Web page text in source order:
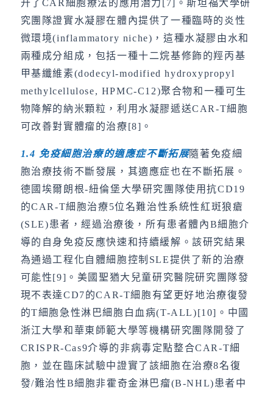
升了CAR細胞療法的應用潛力[7]。斯坦福大學研
究團隊證實水凝膠在體內提供了一種臨時的炎性
微環境(inflammatory niche)，這種水凝膠由水和
兩種成分組成，包括一種十二烷基修飾的羥丙基
甲基纖維素(dodecyl-modified hydroxypropyl
methylcellulose, HPMC-C12)聚合物和一種可生
物降解的納米顆粒，利用水凝膠遞送CAR-T細胞
可改善對實體瘤的治療[8]。
1.4 免疫細胞治療的適應症不斷拓展隨著免疫細
胞治療技術不斷發展，其適應症也在不斷拓展。
德國埃爾朗根-紐倫堡大學研究團隊使用抗CD19
的CAR-T細胞治療5位名難治性系統性紅斑狼瘡
(SLE)患者，經過治療後，所有患者體內B細胞介
導的自身免疫反應快速和持續緩解。該研究結果
為通過工程化自體細胞控制SLE提供了新的治療
可能性[9]。美國聖猶大兒童研究醫院研究團隊發
現不表達CD7的CAR-T細胞有望更好地治療復發
的T細胞急性淋巴細胞白血病(T-ALL)[10]。中國
浙江大學和華東師範大學等機構研究團隊開發了
CRISPR-Cas9介導的非病毒定點整合CAR-T細
胞，並在臨床試驗中證實了該細胞在治療8名復
發/難治性B細胞非霍奇金淋巴瘤(B-NHL)患者中